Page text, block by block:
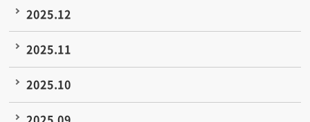
2025.12
2025.11
2025.10